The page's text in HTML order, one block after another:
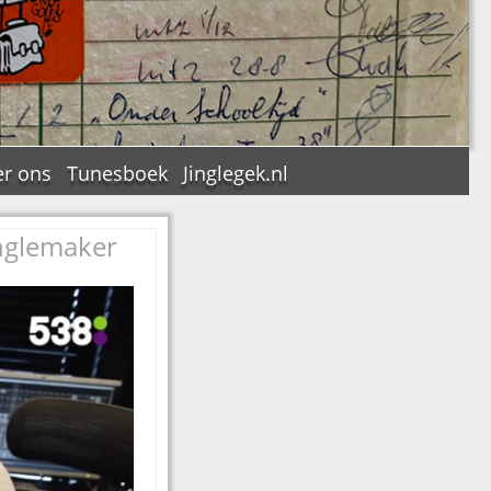
ons Tunesboek Jinglegek.nl